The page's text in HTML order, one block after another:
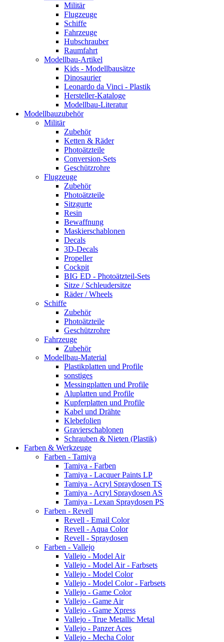
Militär
Flugzeuge
Schiffe
Fahrzeuge
Hubschrauber
Raumfahrt
Modellbau-Artikel
Kids - Modellbausätze
Dinosaurier
Leonardo da Vinci - Plastik
Hersteller-Kataloge
Modellbau-Literatur
Modellbauzubehör
Militär
Zubehör
Ketten & Räder
Photoätzteile
Conversion-Sets
Geschützrohre
Flugzeuge
Zubehör
Photoätzteile
Sitzgurte
Resin
Bewaffnung
Maskierschablonen
Decals
3D-Decals
Propeller
Cockpit
BIG ED - Photoätzteil-Sets
Sitze / Schleudersitze
Räder / Wheels
Schiffe
Zubehör
Photoätzteile
Geschützrohre
Fahrzeuge
Zubehör
Modellbau-Material
Plastikplatten und Profile
sonstiges
Messingplatten und Profile
Aluplatten und Profile
Kupferplatten und Profile
Kabel und Drähte
Klebefolien
Gravierschablonen
Schrauben & Nieten (Plastik)
Farben & Werkzeuge
Farben - Tamiya
Tamiya - Farben
Tamiya - Lacquer Paints LP
Tamiya - Acryl Spraydosen TS
Tamiya - Acryl Spraydosen AS
Tamiya - Lexan Spraydosen PS
Farben - Revell
Revell - Email Color
Revell - Aqua Color
Revell - Spraydosen
Farben - Vallejo
Vallejo - Model Air
Vallejo - Model Air - Farbsets
Vallejo - Model Color
Vallejo - Model Color - Farbsets
Vallejo - Game Color
Vallejo - Game Air
Vallejo - Game Xpress
Vallejo - True Metallic Metal
Vallejo - Panzer Aces
Vallejo - Mecha Color